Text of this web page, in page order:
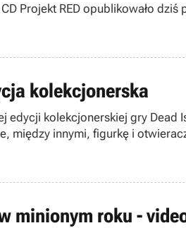
Projekt RED opublikowało
kolekcjonerska
edycji kolekcjonerskiej gry
między innymi, figurkę i
minionym roku -